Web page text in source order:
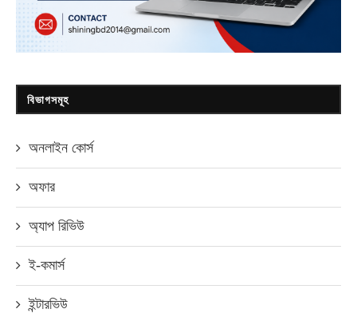
বিভাগসমূহ
অনলাইন কোর্স
অফার
অ্যাপ রিভিউ
ই-কমার্স
ইন্টারভিউ